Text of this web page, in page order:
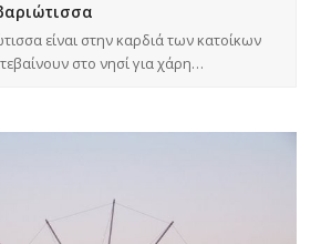
είναι στην καρδιά των κατοίκων
στο νησί για χάρη…